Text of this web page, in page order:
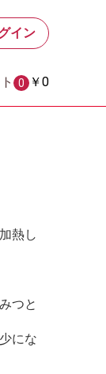
イン
0 ￥0
熱し
つと
にな